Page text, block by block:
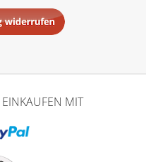
EINKAUFEN MIT